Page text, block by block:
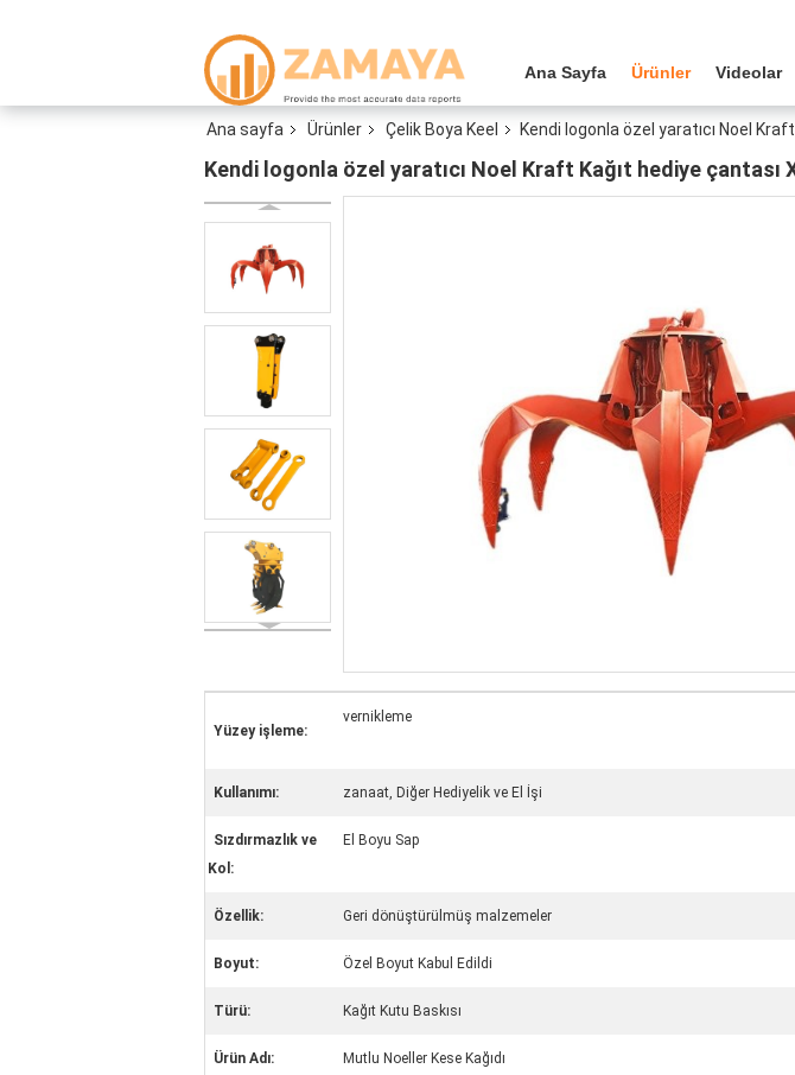
Ana Sayfa Ürünler Videolar
Ana sayfa Ürünler Çelik Boya Keel Kendi logonla özel yaratıcı Noel
Kendi logonla özel yaratıcı Noel Kraft Kağıt hediye
Yüzey işleme:
vernikleme
Kullanımı: zanaat, Diğer Hediyelik ve El İşi
Sızdırmazlık ve
Kol:
El Boyu Sap
Özellik: Geri dönüştürülmüş malzemeler
Boyut: Özel Boyut Kabul Edildi
Türü: Kağıt Kutu Baskısı
Ürün Adı: Mutlu Noeller Kese Kağıdı